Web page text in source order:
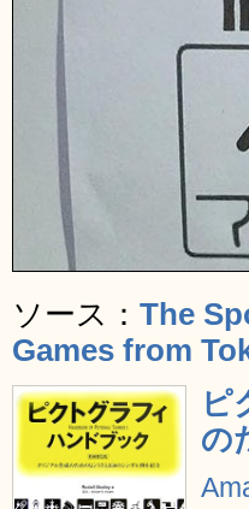
ソース： The
Games from
ピ
の